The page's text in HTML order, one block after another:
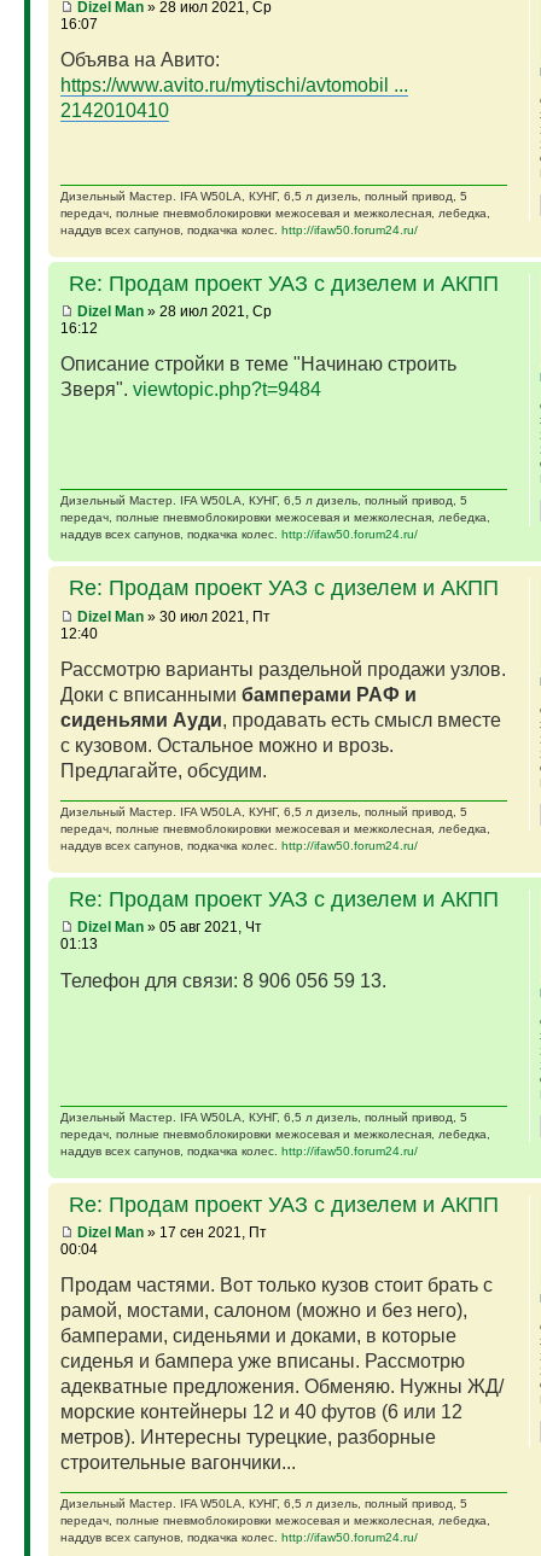
Dizel Man» 28 июл 2021, Ср
16:07
Объява на Авито:
https://www.avito.ru/mytischi/avtomobil ...
2142010410
Дизельный Мастер. IFA W50LA, КУНГ, 6,5 л дизель, полный привод, 5
передач, полные пневмоблокировки межосевая и межколесная, лебедка,
наддув всех сапунов, подкачка колес. http://ifaw50.forum24.ru/
Re: Продам проект УАЗ с дизелем и АКПП
Dizel Man» 28 июл 2021, Ср
16:12
Описание стройки в теме "Начинаю строить
Зверя". viewtopic.php?t=9484
Дизельный Мастер. IFA W50LA, КУНГ, 6,5 л дизель, полный привод, 5
передач, полные пневмоблокировки межосевая и межколесная, лебедка,
наддув всех сапунов, подкачка колес. http://ifaw50.forum24.ru/
Re: Продам проект УАЗ с дизелем и АКПП
Dizel Man» 30 июл 2021, Пт
12:40
Рассмотрю варианты раздельной продажи узлов.
Доки с вписанными бамперами РАФ и
сиденьями Ауди, продавать есть смысл вместе
с кузовом. Остальное можно и врозь.
Предлагайте, обсудим.
Дизельный Мастер. IFA W50LA, КУНГ, 6,5 л дизель, полный привод, 5
передач, полные пневмоблокировки межосевая и межколесная, лебедка,
наддув всех сапунов, подкачка колес. http://ifaw50.forum24.ru/
Re: Продам проект УАЗ с дизелем и АКПП
Dizel Man» 05 авг 2021, Чт
01:13
Телефон для связи: 8 906 056 59 13.
Дизельный Мастер. IFA W50LA, КУНГ, 6,5 л дизель, полный привод, 5
передач, полные пневмоблокировки межосевая и межколесная, лебедка,
наддув всех сапунов, подкачка колес. http://ifaw50.forum24.ru/
Re: Продам проект УАЗ с дизелем и АКПП
Dizel Man» 17 сен 2021, Пт
00:04
Продам частями. Вот только кузов стоит брать с
рамой, мостами, салоном (можно и без него),
бамперами, сиденьями и доками, в которые
сиденья и бампера уже вписаны. Рассмотрю
адекватные предложения. Обменяю. Нужны ЖД/
морские контейнеры 12 и 40 футов (6 или 12
метров). Интересны турецкие, разборные
строительные вагончики...
Дизельный Мастер. IFA W50LA, КУНГ, 6,5 л дизель, полный привод, 5
передач, полные пневмоблокировки межосевая и межколесная, лебедка,
наддув всех сапунов, подкачка колес. http://ifaw50.forum24.ru/